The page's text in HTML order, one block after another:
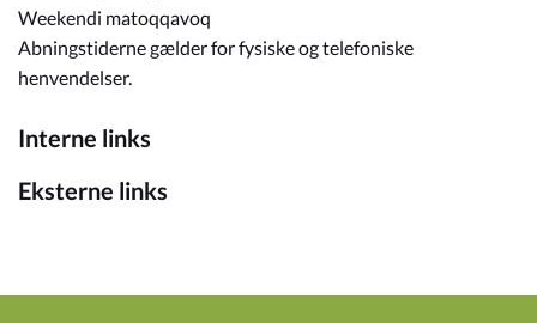
Weekendi matoqqavoq
Abningstiderne gælder for fysiske og telefoniske
henvendelser.
Interne links
Eksterne links